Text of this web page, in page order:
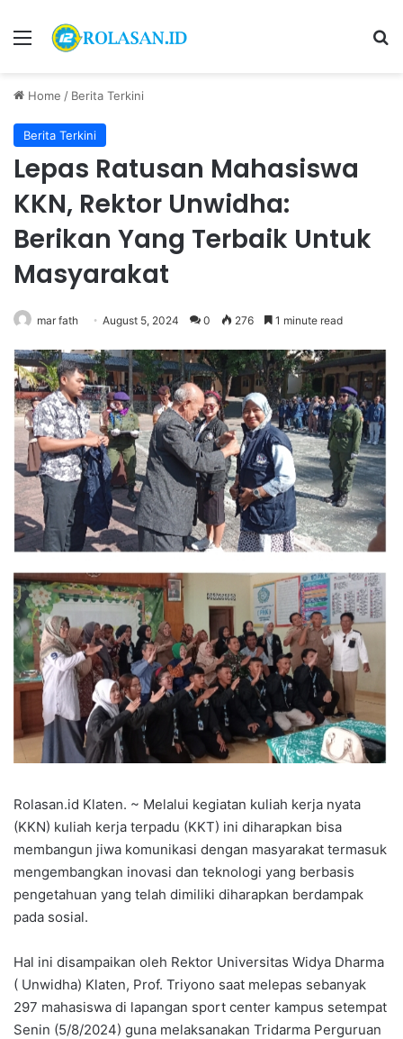
Menu
Home / Berita Terkini
Berita Terkini
Lepas Ratusan Mahasiswa
KKN, Rektor Unwidha:
Berikan Yang Terbaik Untuk
Masyarakat
mar fath August 5, 2024 0 276 1 minute read
Rolasan.id Klaten. ~ Melalui kegiatan kuliah kerja nyata
(KKN) kuliah kerja terpadu (KKT) ini diharapkan bisa
membangun jiwa komunikasi dengan masyarakat termasuk
mengembangkan inovasi dan teknologi yang berbasis
pengetahuan yang telah dimiliki diharapkan berdampak
pada sosial.
Hal ini disampaikan oleh Rektor Universitas Widya Dharma
( Unwidha) Klaten, Prof. Triyono saat melepas sebanyak
297 mahasiswa di lapangan sport center kampus setempat
Senin (5/8/2024) guna melaksanakan Tridarma Perguruan